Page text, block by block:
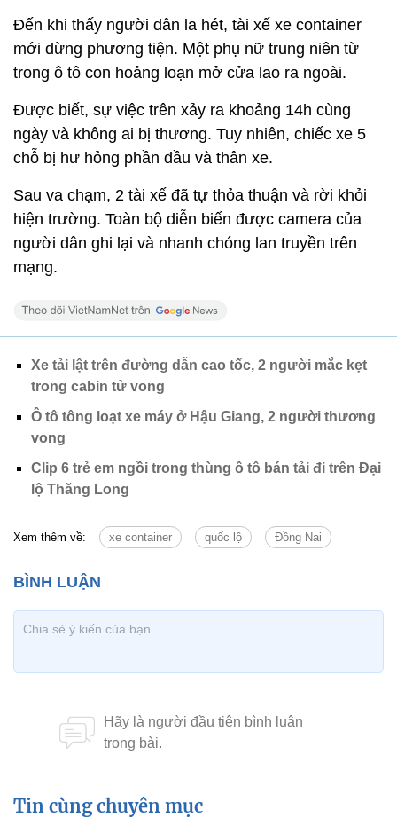
Đến khi thấy người dân la hét, tài xế xe container
mới dừng phương tiện. Một phụ nữ trung niên từ
trong ô tô con hoảng loạn mở cửa lao ra ngoài.
Được biết, sự việc trên xảy ra khoảng 14h cùng
ngày và không ai bị thương. Tuy nhiên, chiếc xe 5
chỗ bị hư hỏng phần đầu và thân xe.
Sau va chạm, 2 tài xế đã tự thỏa thuận và rời khỏi
hiện trường. Toàn bộ diễn biến được camera của
người dân ghi lại và nhanh chóng lan truyền trên
mạng.
Xe tải lật trên đường dẫn cao tốc, 2 người mắc kẹt
trong cabin tử vong
Ô tô tông loạt xe máy ở Hậu Giang, 2 người thương
vong
Clip 6 trẻ em ngồi trong thùng ô tô bán tải đi trên Đại
lộ Thăng Long
Xem thêm về: xe container quốc lộ Đồng Nai
Tin cùng chuyên mục